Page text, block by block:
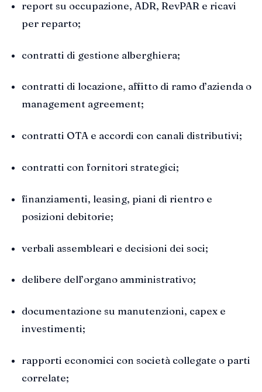
report su occupazione, ADR, RevPAR e ricavi
per reparto;
contratti di gestione alberghiera;
contratti di locazione, affitto di ramo d’azienda o
management agreement;
contratti OTA e accordi con canali distributivi;
contratti con fornitori strategici;
finanziamenti, leasing, piani di rientro e
posizioni debitorie;
verbali assembleari e decisioni dei soci;
delibere dell’organo amministrativo;
documentazione su manutenzioni, capex e
investimenti;
rapporti economici con società collegate o parti
correlate;